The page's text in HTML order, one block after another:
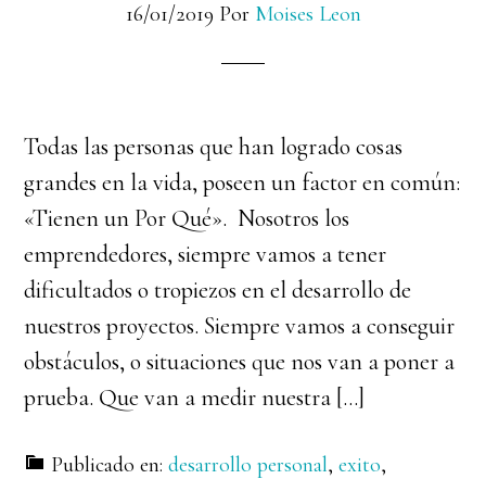
16/01/2019 Por Moises Leon
Todas las personas que han logrado cosas
grandes en la vida, poseen un factor en común:
«Tienen un Por Qué». Nosotros los
emprendedores, siempre vamos a tener
dificultados o tropiezos en el desarrollo de
nuestros proyectos. Siempre vamos a conseguir
obstáculos, o situaciones que nos van a poner a
prueba. Que van a medir nuestra […]
Publicado en:desarrollo personal,exito,